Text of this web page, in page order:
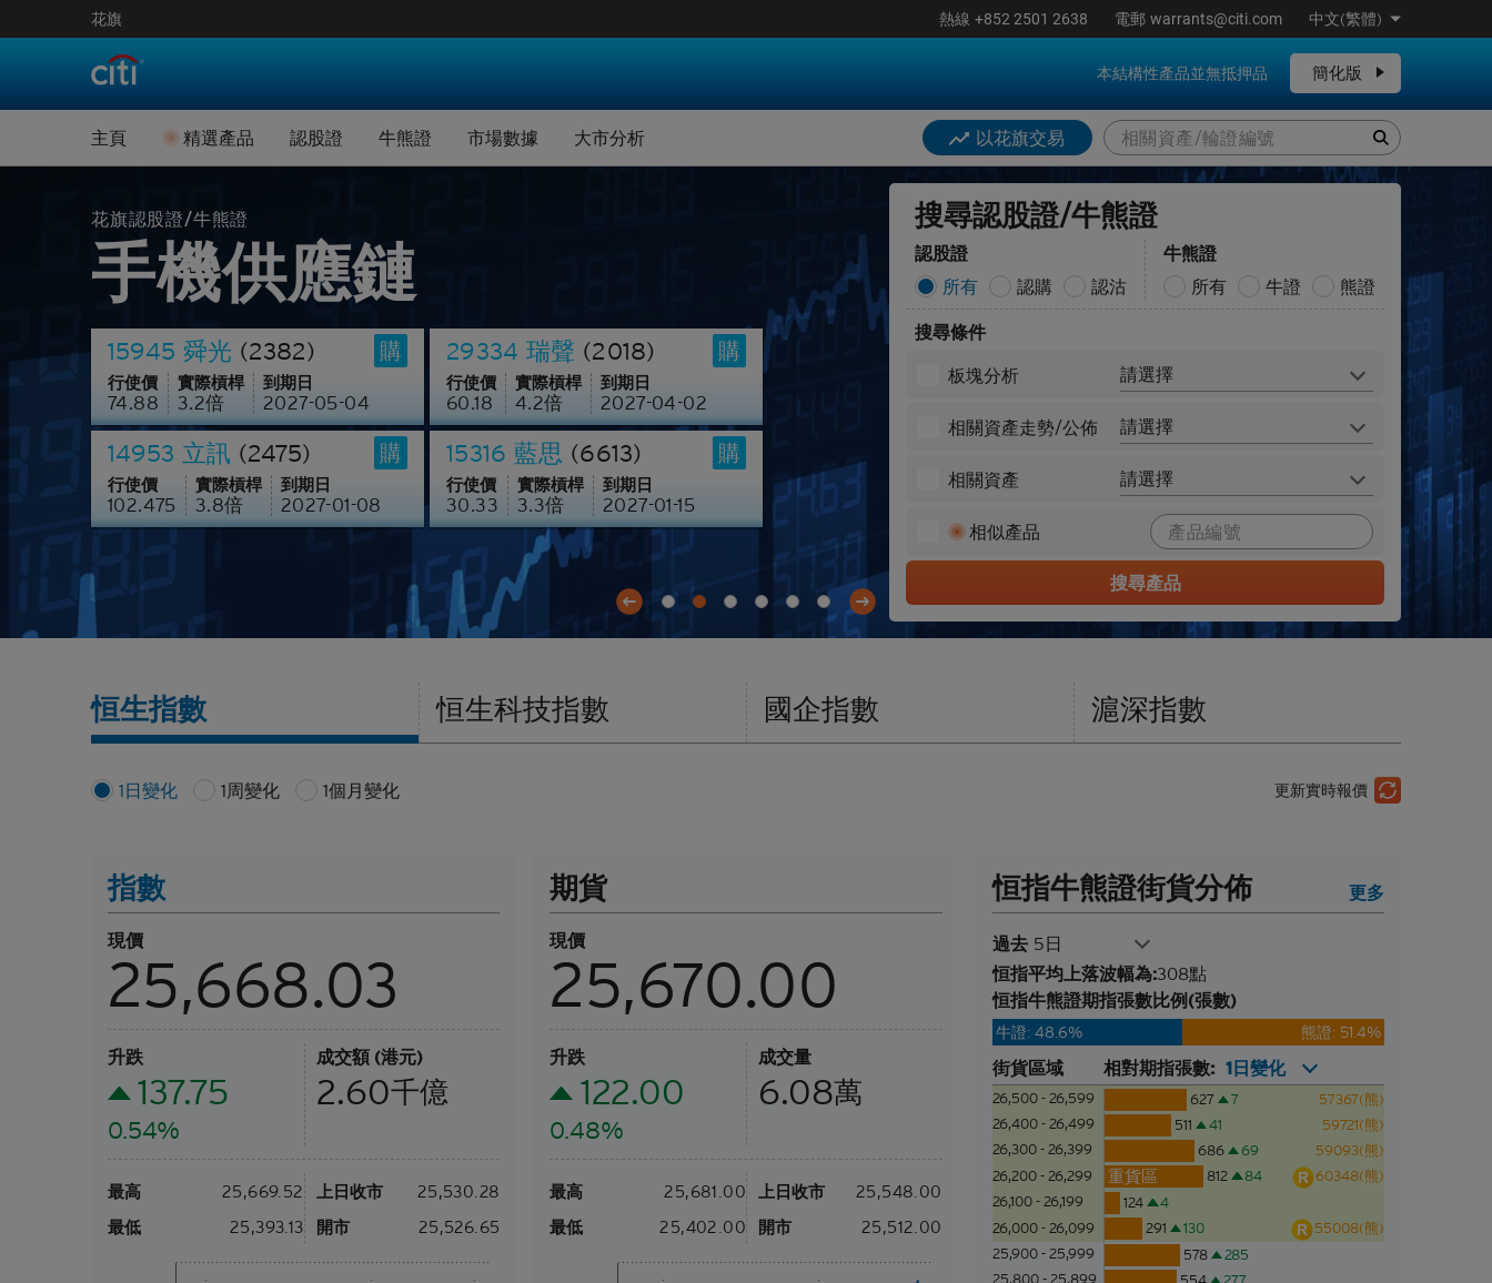
即將到期認股證
認股證文件及公告
認股證通識學堂
精選新上市牛熊證
牛熊證到期結算價
牛熊證剩餘價值
牛熊證文件及公告
美國預託證券ADR
輪證對沖計算器
板塊熱力圖
收市競價變化價格計算器
花旗 熱線 +852 2501 2638 電郵 warrants@citi.com 中文(繁體)
本結構性產品並無抵押品 簡化版
主頁 精選產品 認股證
認股證引伸波幅數據
精選新上市認股證
即將到期認股證
認股證到期結算價
認股證文件及公告
認股證通識學堂
牛熊證
精選新上市牛熊證
即將到期牛熊證
牛熊證到期結算價
牛熊證剩餘價值
牛熊證文件及公告
市場數據
美國預託證券ADR
業績公佈日曆
港股通持倉比例
北水資金流
輪證對沖計算器
大市分析 以花旗交易
花旗認股證/牛熊證
手機供應鏈
15945 舜光 (2382) 購
行使價
74.88
實際槓桿
3.2倍
到期日
2027-05-04
29334 瑞聲 (2018) 購
行使價
60.18
實際槓桿
4.2倍
到期日
2027-04-02
14953 立訊 (2475) 購
行使價
102.475
實際槓桿
3.8倍
到期日
2027-01-08
15316 藍思 (6613) 購
行使價
30.33
實際槓桿
3.3倍
到期日
2027-01-15
Next
搜尋認股證/牛熊證
認股證
所有
認購 認沽
牛熊證
所有
牛證 熊證
搜尋條件
板塊分析 請選擇
相關資產走勢/公佈 請選擇
相關資產 請選擇
相似產品
搜尋產品
恒生指數 恒生科技指數 國企指數 滬深指數
1日變化 1周變化 1個月變化 更新實時報價
指數
現價
25,668.03
升跌
137.75
0.54%
成交額 (港元)
2.60千億
最高
25,669.52
最低
25,393.13
上日收市
25,530.28
開市
25,526.65
期貨
現價
25,670.00
升跌
122.00
0.48%
成交量
6.08萬
最高
25,681.00
最低
25,402.00
上日收市
25,548.00
開市
25,512.00
恒指牛熊證街貨分佈 更多
過去 5日
恒指平均上落波幅為:308點
恒指牛熊證期指張數比例(張數)
牛證: 48.6% 熊證: 51.4%
街貨區域 相對期指張數: 1日變化
26,500 - 26,599 627 7
57367(熊)
26,400 - 26,499
511 41
59721(熊)
26,300 - 26,399
686 69
59093(熊)
26,200 - 26,299
重貨區 812 84
60348(熊)
26,100 - 26,199
124
4
26,000 - 26,099
291 130
55008(熊)
25,900 - 25,999
578
285
25,800 - 25,899
554 277